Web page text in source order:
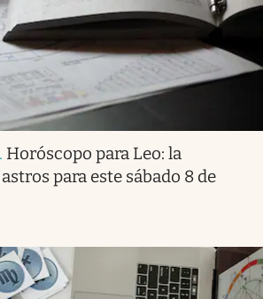
. Horóscopo para Leo: la
para este sábado 8 de